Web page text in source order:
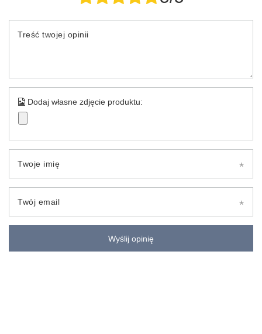
Treść twojej opinii
Dodaj własne zdjęcie produktu:
Twoje imię
Twój email
Wyślij opinię